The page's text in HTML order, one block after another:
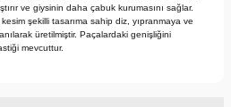
ve giysinin daha çabuk kurumasını sağlar.
şekilli tasarıma sahip diz, yıpranmaya ve
üretilmiştir. Paçalardaki genişliğini
mevcuttur.